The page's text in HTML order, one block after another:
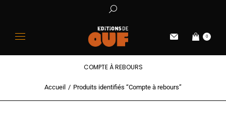
0
COMPTE À REBOURS
Vous êtes ici :
Accueil Produits identifiés “Compte à rebours”